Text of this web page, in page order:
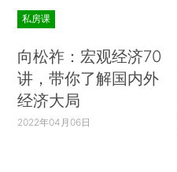
私房课
向松祚：宏观经济70
讲，带你了解国内外
经济大局
2022年04月06日